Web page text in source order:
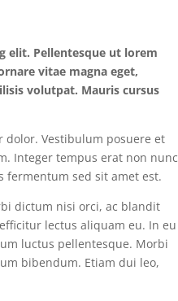
elit. Pellentesque ut lorem
vitae magna eget,
volutpat. Mauris cursus
dolor. Vestibulum posuere et
Integer tempus erat non nunc
fermentum sed sit amet est.
dictum nisi orci, ac blandit
lectus aliquam eu. In eu
luctus pellentesque. Morbi
bibendum. Etiam dui leo,